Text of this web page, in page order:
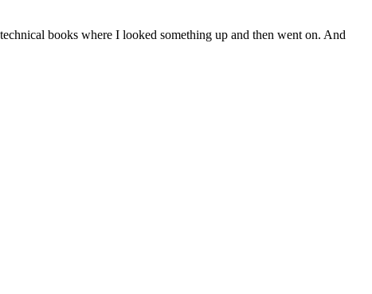
books where I looked something up and then went on. And